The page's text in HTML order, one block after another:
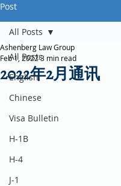
Post
All Posts
English
Chinese
Visa Bulletin
H-1B
H-4
J-1
All Posts
2022年2月通讯
Ashenberg Law Group
Feb 1, 20223 min read